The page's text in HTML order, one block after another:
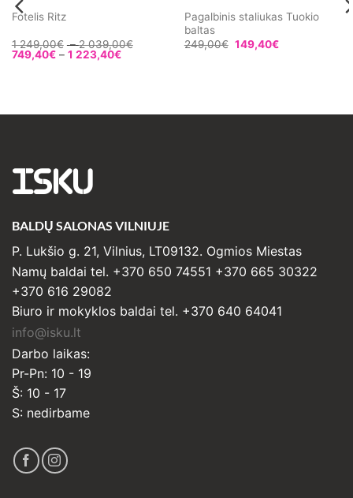
Fotelis Ritz
1 249,00€ – 2 039,00€
749,40€ – 1 223,40€Price
Pagalbinis staliukas Tuokio
baltas
249,00€ 149,40€
ISKU
BALDŲ SALONAS VILNIUJE
P. Lukšio g. 21, Vilnius, LT09132. Ogmios Miestas
Namų baldai tel. +370 650 74551 +370 665 30322
+370 616 29082
Biuro ir mokyklos baldai tel. +370 640 64041
info@isku.lt
Darbo laikas:
Pr-Pn: 10 - 19
Š: 10 - 17
S: nedirbame